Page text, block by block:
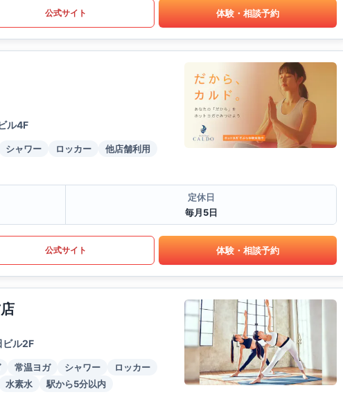
公式サイト 体験・相談予約
ル4F
シャワー ロッカー
他店舗利用
定休日
毎月5日
公式サイト 体験・相談予約
ビル2F
常温ヨガ シャワー
ロッカー
水素水 駅から5分以内